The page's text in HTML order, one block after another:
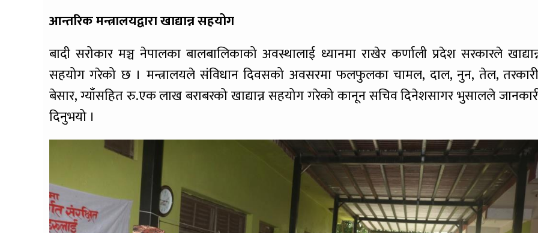
आन्तरिक मन्त्रालयद्वारा खाद्यान्न सहयोग
बादी सरोकार मञ्च नेपालका बालबालिकाको अवस्थालाई ध्यानमा राखेर कर्णाली प्रदेश सरकारले
सहयोग गरेको छ । मन्त्रालयले संविधान दिवसको अवसरमा फलफुलका चामल, दाल, नुन, तेल,
बेसार, ग्याँसहित रु.एक लाख बराबरको खाद्यान्न सहयोग गरेको कानून सचिव दिनेशसागर भुसालले
दिनुभयो ।